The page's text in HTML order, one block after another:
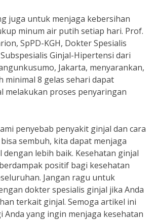
juga untuk menjaga kebersihan
minum air putih setiap hari. Prof.
SpPD-KGH, Dokter Spesialis
Ginjal-Hipertensi dari
Jakarta, menyarankan,
minimal 8 gelas sehari dapat
melakukan proses penyaringan
penyebab penyakit ginjal dan cara
sembuh, kita dapat menjaga
dengan lebih baik. Kesehatan ginjal
positif bagi kesehatan
Jangan ragu untuk
dokter spesialis ginjal jika Anda
terkait ginjal. Semoga artikel ini
Anda yang ingin menjaga kesehatan